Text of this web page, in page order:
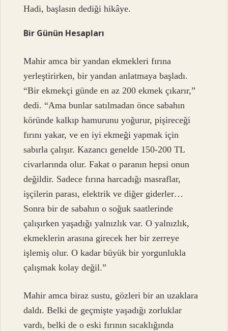
Hadi, başlasın dediği hikâye.
Bir Günün Hesapları
Mahir amca bir yandan ekmekleri fırına
yerleştirirken, bir yandan anlatmaya başladı.
“Bir ekmekçi günde en az 200 ekmek çıkarır,”
dedi. “Ama bunlar satılmadan önce sabahın
köründe kalkıp hamurunu yoğurur, pişireceği
fırını yakar, ve en iyi ekmeği yapmak için
sabırla çalışır. Kazancı genelde 150-200 TL
civarlarında olur. Fakat o paranın hepsi onun
değildir. Sadece fırına harcadığı masraflar,
işçilerin parası, elektrik ve diğer giderler…
Sonra bir de sabahın o soğuk saatlerinde
çalışırken yaşadığı yalnızlık var. O yalnızlık,
ekmeklerin arasına girecek her bir zerreye
işlemiş olur. O kadar büyük bir yorgunlukla
çalışmak kolay değil.”
Mahir amca biraz sustu, gözleri bir an uzaklara
daldı. Belki de geçmişte yaşadığı zorluklar
vardı, belki de o eski fırının sıcaklığında